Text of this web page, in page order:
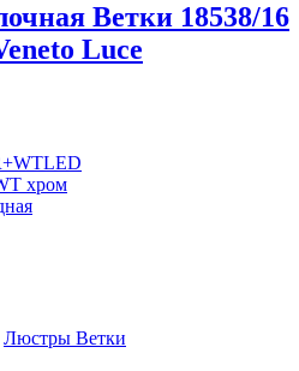
Ветки 18538/16
Luce
хром
Люстры Ветки